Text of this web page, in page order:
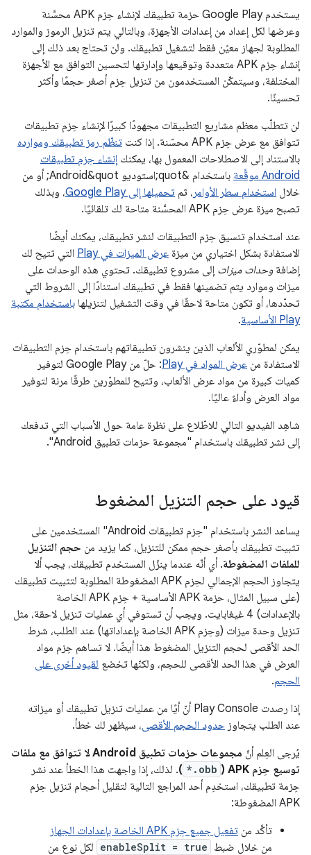
يستخدم Google Play حزمة تطبيقك لإنشاء حِزم APK محسَّنة
وعرضها لكل إعداد من إعدادات الأجهزة، وبالتالي يتم تنزيل الرموز والموارد
المطلوبة لجهاز معيّن فقط لتشغيل تطبيقك. ولن تحتاج بعد ذلك إلى
إنشاء حِزم APK متعددة وتوقيعها وإدارتها لتحسين التوافق مع الأجهزة
المختلفة، وسيتمكّن المستخدمون من تنزيل حِزم أصغر حجمًا وأكثر
تحسينًا.
لن تتطلّب معظم مشاريع التطبيقات مجهودًا كبيرًا لإنشاء حِزم تطبيقات
تتوافق مع عرض حِزم APK محسّنة. إذا كنت
تنظّم رمز تطبيقك وموارده
بالاستناد إلى الاصطلاحات المعمول بها، يمكنك إنشاء حِزم تطبيقات
Android موقَّعة
باستخدام &quot;استوديو Android&quot; أو من
خلال استخدام سطر الأوامر ، ثم تحميلها إلى Google Play
، وبذلك
تصبح ميزة عرض حِزم APK المحسَّنة متاحة لك تلقائيًا.
عند استخدام تنسيق حِزم التطبيقات لنشر تطبيقك، يمكنك أيضًا
الاستفادة بشكل اختياري من ميزة عرض الميزات في Play
التي تتيح لك
إضافةوحدات ميزات إلى مشروع تطبيقك. تحتوي هذه الوحدات على
ميزات وموارد يتم تضمينها فقط في تطبيقك استنادًا إلى الشروط التي
تحدّدها، أو تكون متاحة لاحقًا في وقت التشغيل لتنزيلها باستخدام مكتبة
Play الأساسية
.
يمكن لمطوّري الألعاب الذين ينشرون تطبيقاتهم باستخدام حِزم التطبيقات
الاستفادة من عرض المواد في Play
: حلّ من Google Play لتوفير
كميات كبيرة من مواد عرض الألعاب، وتتيح للمطوّرين طرقًا مرنة لتوفير
مواد العرض وأداءً عاليًا.
شاهِد الفيديو التالي للاطّلاع على نظرة عامة حول الأسباب التي تدفعك
إلى نشر تطبيقك باستخدام "مجموعة حزمات تطبيق Android".
قيود على حجم التنزيل المضغوط
يساعد النشر باستخدام "حِزم تطبيقات Android" المستخدمين على
تثبيت تطبيقك بأصغر حجم ممكن للتنزيل، كما يزيد من حجم التنزيل
للملفات المضغوطة. أي أنّه عندما ينزّل المستخدم تطبيقك، يجب ألا
يتجاوز الحجم الإجمالي لحِزم APK المضغوطة المطلوبة لتثبيت تطبيقك
(على سبيل المثال، حزمة APK الأساسية + حِزم APK الخاصة
بالإعدادات) 4 غيغابايت. ويجب أن تستوفي أي عمليات تنزيل لاحقة، مثل
تنزيل وحدة ميزات (وحِزم APK الخاصة بإعداداتها) عند الطلب، شرط
الحد الأقصى لحجم التنزيل المضغوط هذا أيضًا. لا تساهم حِزم مواد
العرض في هذا الحد الأقصى للحجم، ولكنّها تخضع لقيود أخرى على
الحجم.
إذا رصدت Play Console أنّ أيًا من عمليات تنزيل تطبيقك أو ميزاته
عند الطلب يتجاوز حدود الحجم الأقصى، سيظهر لك خطأ.
يُرجى العِلم أنّ
مجموعات حزمات تطبيق Android لا تتوافق مع ملفات
توسيع حِزم APK (
*.obb
). لذلك، إذا واجهت هذا الخطأ عند نشر
حِزمة تطبيقك، استخدِم أحد المراجع التالية لتقليل أحجام تنزيل حِزم
APK المضغوطة:
تأكَّد من تفعيل جميع حِزم APK الخاصة بإعدادات الجهاز
من خلال ضبط enableSplit = true لكل نوع من